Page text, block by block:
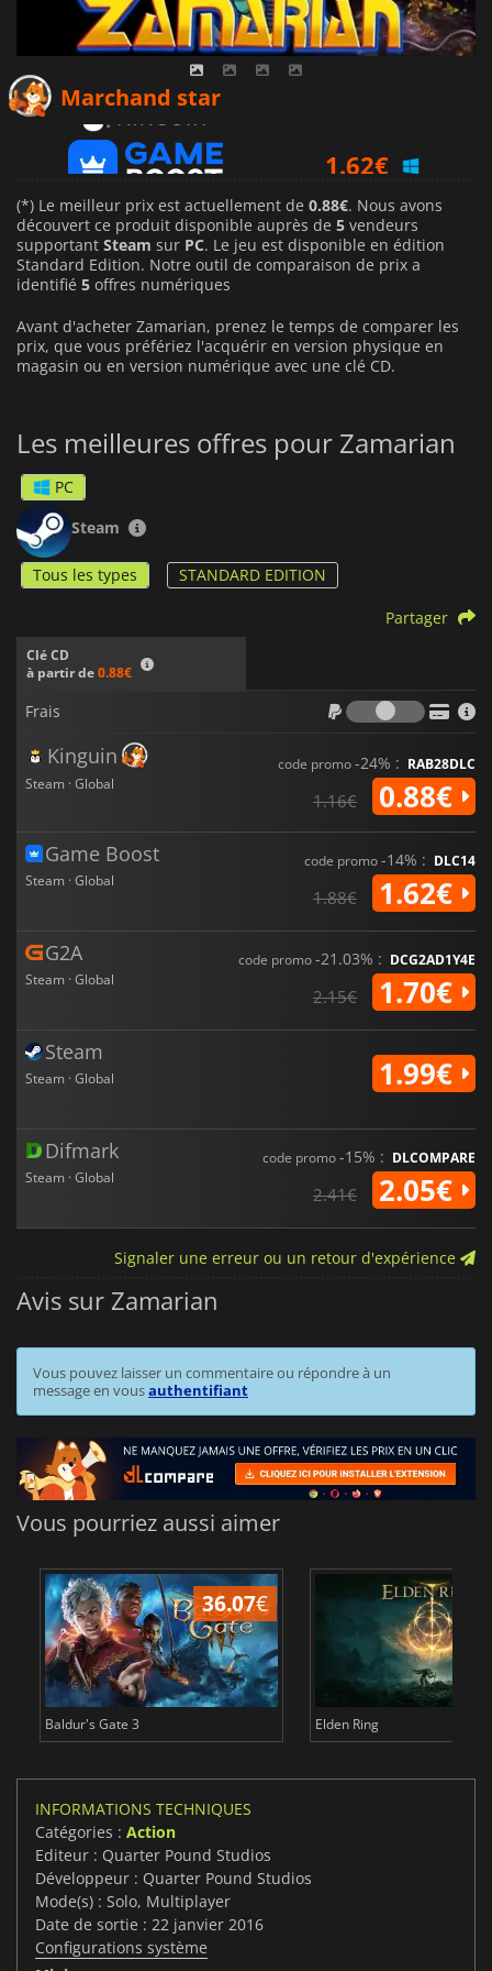
Marchand star
1.62€
1.70€
(*) Le meilleur prix est actuellement de 0.88€. Nous avons
découvert ce produit disponible auprès de 5 vendeurs
supportant Steam sur PC. Le jeu est disponible en édition
Standard Edition. Notre outil de comparaison de prix a
identifié 5 offres numériques
Avant d'acheter Zamarian, prenez le temps de comparer les
prix, que vous préfériez l'acquérir en version physique en
magasin ou en version numérique avec une clé CD.
Les meilleures offres pour Zamarian
PC
Steam
Tous les types STANDARD EDITION
Clé CD
à partir de0.88€
Partager
Frais
Frais
Kinguin
Steam · Global
code promo-24% : RAB28DLC
1.16€ 0.88€
Game Boost
Steam · Global
code promo-14% : DLC14
1.88€ 1.62€
G2A
Steam · Global
code promo-21.03% : DCG2AD1Y4E
2.15€ 1.70€
Steam
Steam · Global 1.99€
Difmark
Steam · Global
code promo-15% : DLCOMPARE
2.41€ 2.05€
Signaler une erreur ou un retour d'expérience
Avis sur Zamarian
Vous pouvez laisser un commentaire ou répondre à un
message en vousauthentifiant
Vous pourriez aussi aimer
36.07€
Baldur's Gate 3 Elden Ring
INFORMATIONS TECHNIQUES
Catégories : Action
Editeur : Quarter Pound Studios
Développeur : Quarter Pound Studios
Mode(s) : Solo, Multiplayer
Date de sortie : 22 janvier 2016
Configurations système